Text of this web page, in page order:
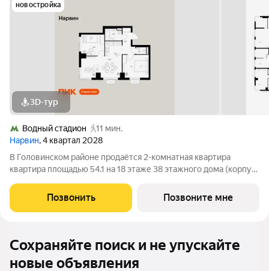
новостройка
3D-тур
Водный стадион
11 мин.
Нарвин, 4 квартал 2028
В Головинском районе продаётся 2-комнатная квартира
квартира площадью 54.1 на 18 этаже 38 этажного дома (корпус
10 минут пешком до станции метро «Водный стадион» и 20
минут до МЦК «Коптево».
Позвонить Позвоните мне
Сохраняйте поиск и не упускайте
новые объявления